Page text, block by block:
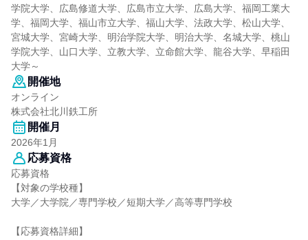
学院大学、広島修道大学、広島市立大学、広島大学、福岡工業大
学、福岡大学、福山市立大学、福山大学、法政大学、松山大学、
宮城大学、宮崎大学、明治学院大学、明治大学、名城大学、桃山
学院大学、山口大学、立教大学、立命館大学、龍谷大学、早稲田
大学～
開催地
オンライン
株式会社北川鉄工所
開催月
2026年1月
応募資格
応募資格
【対象の学校種】
大学／大学院／専門学校／短期大学／高等専門学校
【応募資格詳細】